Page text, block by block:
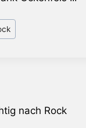
nach Rock